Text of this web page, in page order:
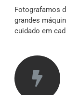
Fotografamos
grandes
cuidado em